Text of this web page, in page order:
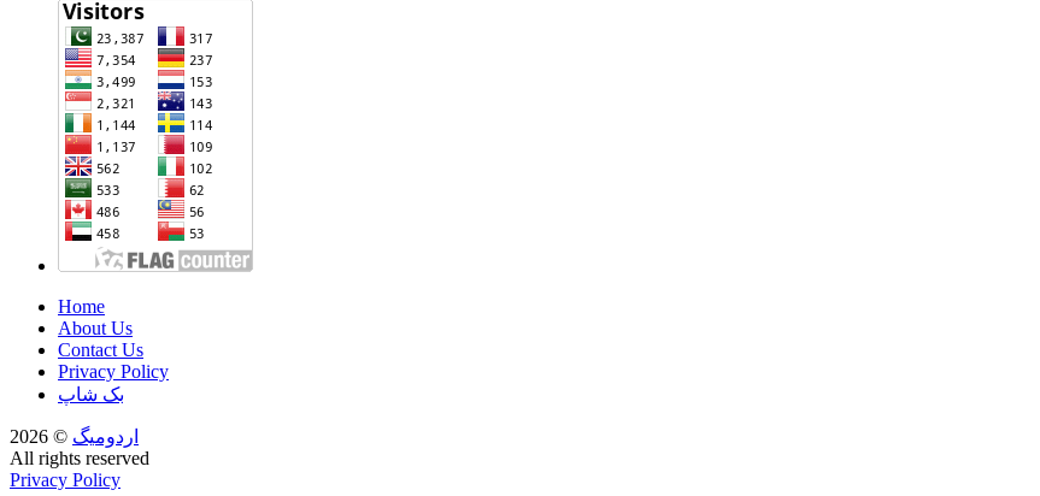
Home
About Us
Contact Us
Privacy Policy
بک شاپ
اردومیگ © 2026
All rights reserved
Privacy Policy